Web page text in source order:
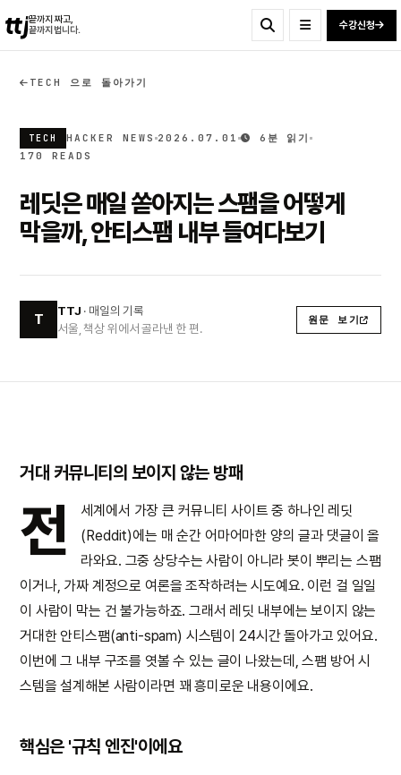
ttj끝까지 짜고,
끝까지 법니다.
수강신청
TECH 으로 돌아가기
TECH HACKER NEWS 2026.07.01
6분 읽기
170 READS
레딧은 매일 쏟아지는 스팸을 어떻게
막을까, 안티스팸 내부 들여다보기
T
TTJ · 매일의 기록
서울, 책상 위에서 골라낸 한 편.
원문 보기
거대 커뮤니티의 보이지 않는 방패
전
세계에서 가장 큰 커뮤니티 사이트 중 하나인 레딧
(Reddit)에는 매 순간 어마어마한 양의 글과 댓글이 올
라와요. 그중 상당수는 사람이 아니라 봇이 뿌리는 스팸
이거나, 가짜 계정으로 여론을 조작하려는 시도예요. 이런 걸 일일
이 사람이 막는 건 불가능하죠. 그래서 레딧 내부에는 보이지 않는
거대한 안티스팸(anti-spam) 시스템이 24시간 돌아가고 있어요.
이번에 그 내부 구조를 엿볼 수 있는 글이 나왔는데, 스팸 방어 시
스템을 설계해본 사람이라면 꽤 흥미로운 내용이에요.
핵심은 '규칙 엔진'이에요